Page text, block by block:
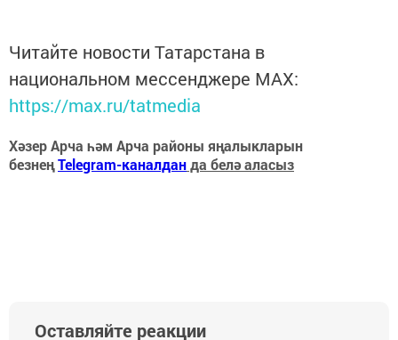
Читайте новости Татарстана в
национальном мессенджере MАХ:
https://max.ru/tatmedia
Хәзер Арча һәм Арча районы яңалыкларын
безнеңTelegram-каналданда белә аласыз
Оставляйте реакции